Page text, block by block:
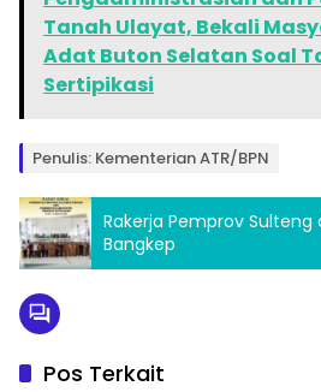
Tanah Ulayat, Bekali
Adat Buton Selatan Soal
Sertipikasi
Penulis: Kementerian ATR/BPN
Rakerja Pemprov
Bangkep
Pos Terkait